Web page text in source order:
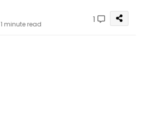
1 minute read 1